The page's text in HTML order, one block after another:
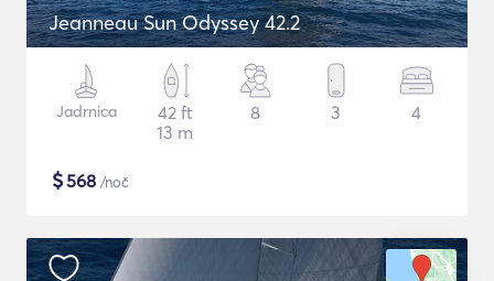
Jeanneau Sun Odyssey 42.2
Jadrnica
42 ft
13 m
8 3 4
$568 /noč